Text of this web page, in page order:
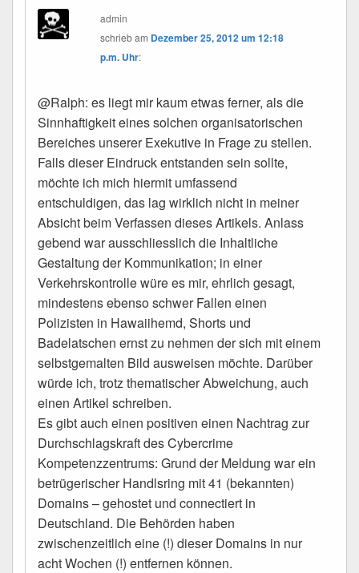
admin
schriebam Dezember 25, 2012 um 12:18
p.m. Uhr:
@Ralph: es liegt mir kaum etwas ferner, als die
Sinnhaftigkeit eines solchen organisatorischen
Bereiches unserer Exekutive in Frage zu stellen.
Falls dieser Eindruck entstanden sein sollte,
möchte ich mich hiermit umfassend
entschuldigen, das lag wirklich nicht in meiner
Absicht beim Verfassen dieses Artikels. Anlass
gebend war ausschliesslich die Inhaltliche
Gestaltung der Kommunikation; in einer
Verkehrskontrolle würe es mir, ehrlich gesagt,
mindestens ebenso schwer Fallen einen
Polizisten in Hawaiihemd, Shorts und
Badelatschen ernst zu nehmen der sich mit einem
selbstgemalten Bild ausweisen möchte. Darüber
würde ich, trotz thematischer Abweichung, auch
einen Artikel schreiben.
Es gibt auch einen positiven einen Nachtrag zur
Durchschlagskraft des Cybercrime
Kompetenzzentrums: Grund der Meldung war ein
betrügerischer Handlsring mit 41 (bekannten)
Domains – gehostet und connectiert in
Deutschland. Die Behörden haben
zwischenzeitlich eine (!) dieser Domains in nur
acht Wochen (!) entfernen können.